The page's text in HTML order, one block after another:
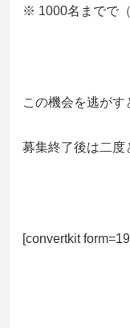
※ 1000名までで
この機会を逃がす
募集終了後は二度
[convertkit